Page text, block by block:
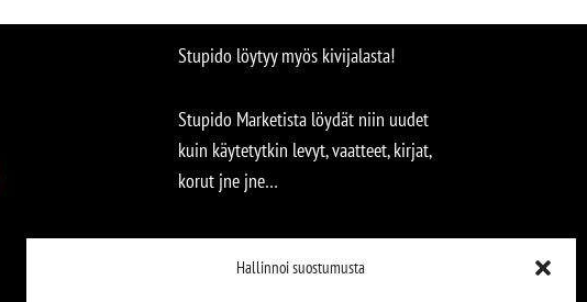
Hallinnoi suostumusta
Stupido löytyy myös kivijalasta!
Stupido Marketista löydät niin uudet
kuin käytetytkin levyt, vaatteet, kirjat,
korut jne jne…